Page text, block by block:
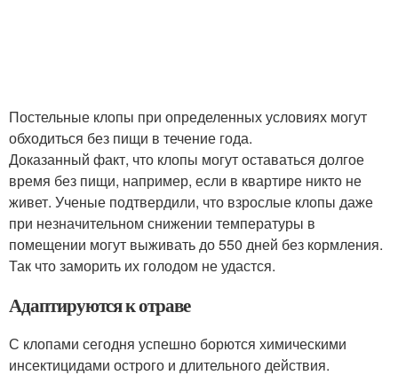
Постельные клопы при определенных условиях могут
обходиться без пищи в течение года.
Доказанный факт, что клопы могут оставаться долгое
время без пищи, например, если в квартире никто не
живет. Ученые подтвердили, что взрослые клопы даже
при незначительном снижении температуры в
помещении могут выживать до 550 дней без кормления.
Так что заморить их голодом не удастся.
Адаптируются к отраве
С клопами сегодня успешно борются химическими
инсектицидами острого и длительного действия.